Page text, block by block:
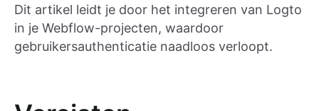
Dit artikel leidt je door het integreren van Logto
in je Webflow-projecten, waardoor
gebruikersauthenticatie naadloos verloopt.